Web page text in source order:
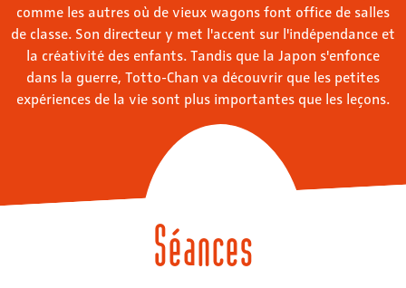
comme les autres où de vieux wagons font office de salles
de classe. Son directeur y met l'accent sur l'indépendance et
la créativité des enfants. Tandis que la Japon s'enfonce
dans la guerre, Totto-Chan va découvrir que les petites
expériences de la vie sont plus importantes que les leçons.
Séances